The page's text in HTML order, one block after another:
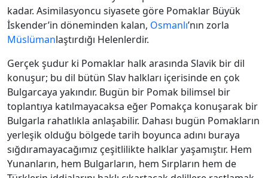
kadar. Asimilasyoncu siyasete göre Pomaklar Büyük
İskender’in döneminden kalan, Osmanlı’nın zorla
Müslümanlaştırdığı Helenlerdir.
Gerçek şudur ki Pomaklar halk arasında Slavik bir dil
konuşur; bu dil bütün Slav halkları içerisinde en çok
Bulgarcaya yakındır. Bugün bir Pomak bilimsel bir
toplantıya katılmayacaksa eğer Pomakça konuşarak bir
Bulgarla rahatlıkla anlaşabilir. Dahası bugün Pomakların
yerleşik olduğu bölgede tarih boyunca adını buraya
sığdıramayacağımız çeşitlilikte halklar yaşamıştır. Hem
Yunanların, hem Bulgarların, hem Sırpların hem de